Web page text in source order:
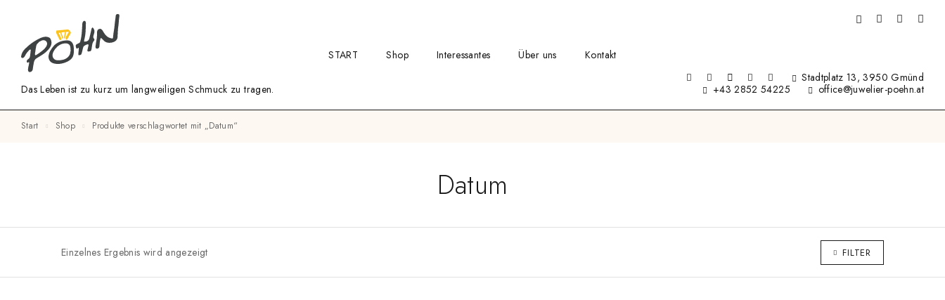
Das Leben ist zu kurz um langweiligen Schmuck zu tragen.
START Shop Interessantes Über uns
Kontakt
Stadtplatz 13, 3950 Gmünd
+43 2852 54225
office@juwelier-poehn.at
Start Shop Produkte verschlagwortet mit „Datum“
Datum
Einzelnes Ergebnis wird angezeigt FILTER